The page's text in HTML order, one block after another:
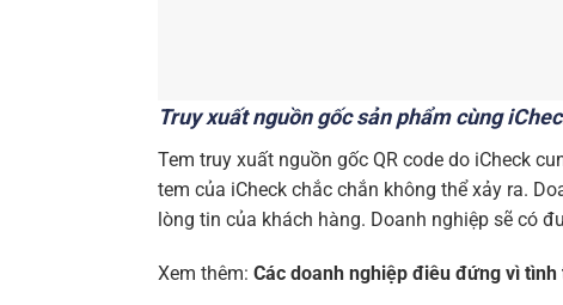
Truy xuất nguồn gốc sản phẩm cùng
Tem truy xuất nguồn gốc QR code do iCheck
tem của iCheck chắc chắn không thể xảy ra.
lòng tin của khách hàng. Doanh nghiệp sẽ có
Xem thêm: Các doanh nghiệp điêu đứng vì